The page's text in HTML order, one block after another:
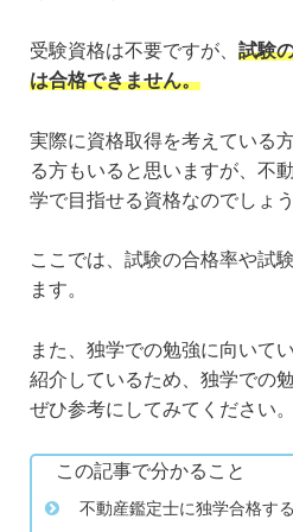
受験資格は不要ですが、 試験
は合格できません。
実際に資格取得を考えている
る方もいると思いますが、不
学で目指せる資格なのでしょう
ここでは、試験の合格率や試
ます。
また、独学での勉強に向いて
紹介しているため、独学での
ぜひ参考にしてみてください。
この記事で分かること
不動産鑑定士に独学合格す